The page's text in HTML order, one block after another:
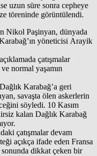
uzun süre sonra cepheye
töreninde görüntülendi.
Nikol Paşinyan, dünyada
yöneticisi Arayik
çatışmalar
ve normal yaşamın
Karabağ’a geri
savaşta ölen askerlerin
söyledi. 10 Kasım
kalan Dağlık Karabağ
çatışmalar devam
açıkça ifade eden Fransa
dikkat çeken bir